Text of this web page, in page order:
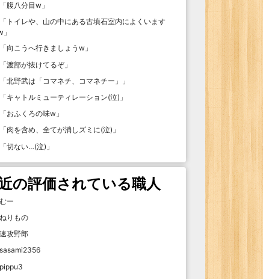
「腹八分目w 」
「 トイレや、山の中にある古墳石室内によくいます
」
「向こうへ行きましょうw 」
「渡部が抜けてるぞ」
「北野武は「コマネチ、コマネチー」
」
「キャトルミューティレーション(泣) 」
「おふくろの味w 」
「肉を含め、全てが消しズミに(泣) 」
「切ない…(泣) 」
の評価されている職人
むー
ねりもの
速攻野郎
sasami2356
pippu3